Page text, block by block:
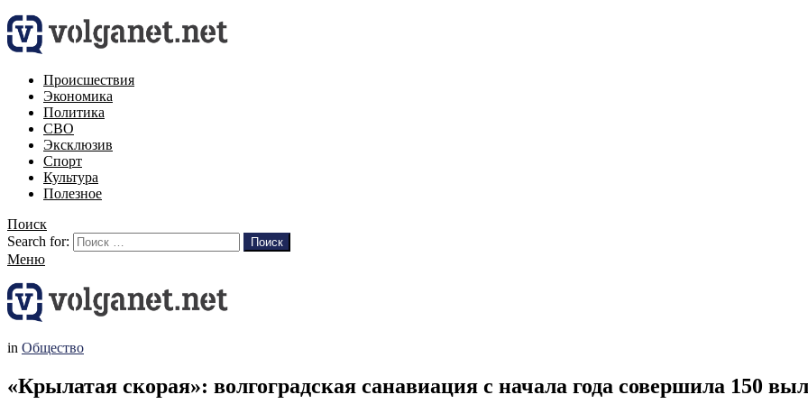
Происшествия
Экономика
Политика
СВО
Эксклюзив
Спорт
Культура
Полезное
Поиск
Search for:
Поиск
Меню
in Общество
«Крылатая скорая»: волгоградская санавиация с начала года совершила 150